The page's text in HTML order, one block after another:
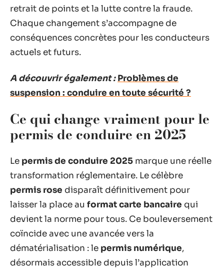
retrait de points et la lutte contre la fraude.
Chaque changement s’accompagne de
conséquences concrètes pour les conducteurs
actuels et futurs.
A découvrir également : Problèmes de
suspension : conduire en toute sécurité ?
Ce qui change vraiment pour le
permis de conduire en 2025
Le permis de conduire 2025 marque une réelle
transformation réglementaire. Le célèbre
permis rose disparaît définitivement pour
laisser la place au format carte bancaire qui
devient la norme pour tous. Ce bouleversement
coïncide avec une avancée vers la
dématérialisation : le permis numérique,
désormais accessible depuis l’application